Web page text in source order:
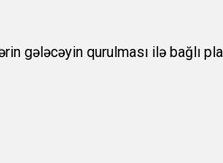
gələcəyin qurulması ilə bağlı